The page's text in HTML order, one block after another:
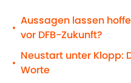
•
Aussagen lassen
vor DFB-Zukunft?
•
Neustart unter Klopp:
Worte